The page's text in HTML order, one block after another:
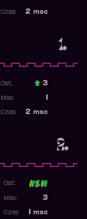
1.
2 msc
Czas:
2.
Ost.: 3
Max:
2 msc
Czas:
Ost:
3
Max:
msc
Czas: